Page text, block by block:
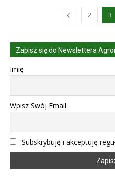
2 3
Zapisz się do Newslettera
Imię
Wpisz Swój Email
Subskrybuję i akceptuję